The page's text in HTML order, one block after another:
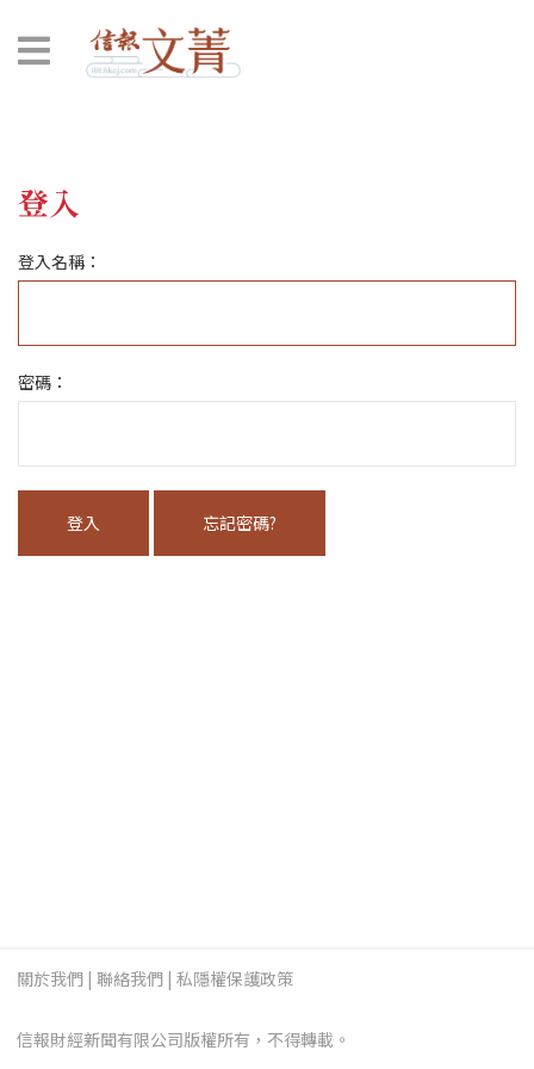
登入
登入名稱：
密碼：
登入 忘記密碼?
關於我們 | 聯絡我們 | 私隱權保護政策
信報財經新聞有限公司版權所有，不得轉載。